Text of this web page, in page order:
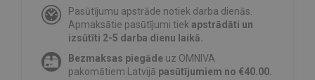
Pasūtījumu apstrāde notiek darba dienās.
Apmaksātie pasūtījumi tiekapstrādāti un
izsūtīti 2-5 darba dienu laikā.
Bezmaksas piegāde uz OMNIVA
pakomātiem Latvijā pasūtījumiem no €40.00.